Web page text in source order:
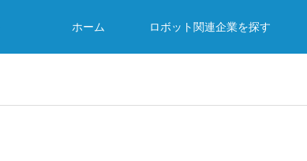
ホーム ロボット関連企業を探す